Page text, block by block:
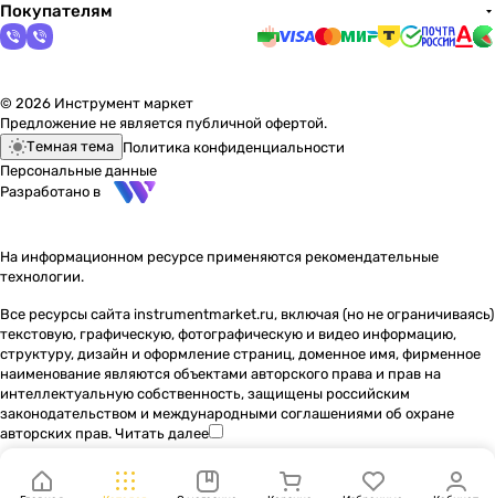
Покупателям
© 2026 Инструмент маркет
Предложение не является публичной офертой.
Темная тема Политика конфиденциальности
Персональные данные
Разработано в
На информационном ресурсе применяются рекомендательные
технологии.
Все ресурсы сайта instrumentmarket.ru, включая (но не ограничиваясь)
текстовую, графическую, фотографическую и видео информацию,
структуру, дизайн и оформление страниц, доменное имя, фирменное
наименование являются объектами авторского права и прав на
интеллектуальную собственность, защищены российским
законодательством и международными соглашениями об охране
авторских прав. Читать далее